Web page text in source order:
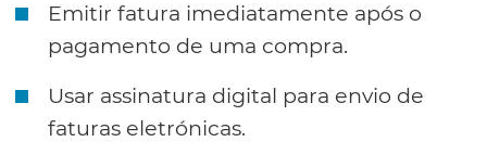
Emitir fatura imediatamente após o
pagamento de uma compra.
Usar assinatura digital para envio de
faturas eletrónicas.